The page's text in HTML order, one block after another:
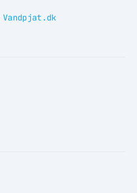
Vandpjat.dk